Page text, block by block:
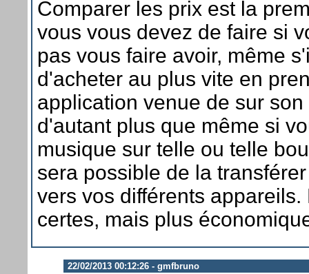
Comparer les prix est la
vous vous devez de faire si
pas vous faire avoir, même
d'acheter au plus vite en
application venue de sur
d'autant plus que même si
musique sur telle ou telle
sera possible de la
vers vos différents
certes, mais plus
22/02/2013 00:12:26 - gmfbruno